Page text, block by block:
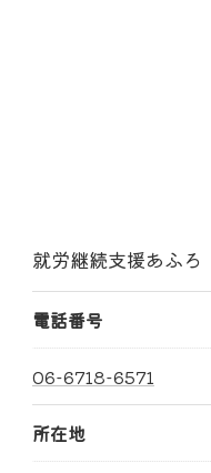
就労継続支援あふろ
電話番号
06-6718-6571
所在地